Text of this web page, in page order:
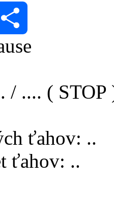
/ .... ( STOP
ťahov: ..
ťahov: ..